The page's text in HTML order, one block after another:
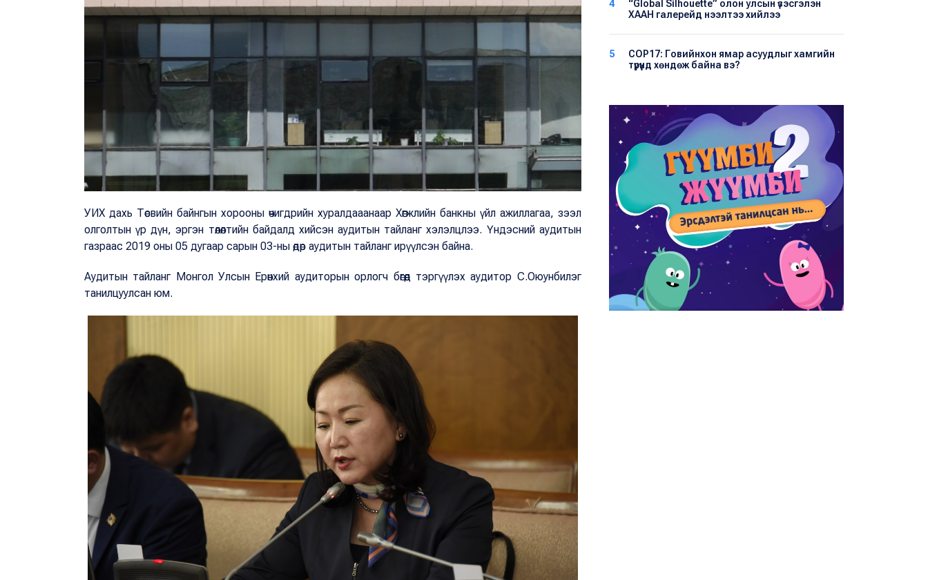
УИХ дахь Төсвийн байнгын хорооны өчигдрийн хуралдааанаар Хөгжлийн банкны үйл ажиллагаа, зээл
олголтын үр дүн, эргэн төлөлтийн байдалд хийсэн аудитын тайланг хэлэлцлээ. Үндэсний аудитын
газраас 2019 оны 05 дугаар сарын 03-ны өдөр аудитын тайланг ирүүлсэн байна.
Аудитын тайланг Монгол Улсын Ерөнхий аудиторын орлогч бөгөөд тэргүүлэх аудитор С.Оюунбилэг
танилцуулсан юм.
4
“Global Silhouette” олон улсын үзэсгэлэн
ХААН галерейд нээлтээ хийлээ
5
COP17: Говийнхон ямар асуудлыг хамгийн
түрүүнд хөндөж байна вэ?